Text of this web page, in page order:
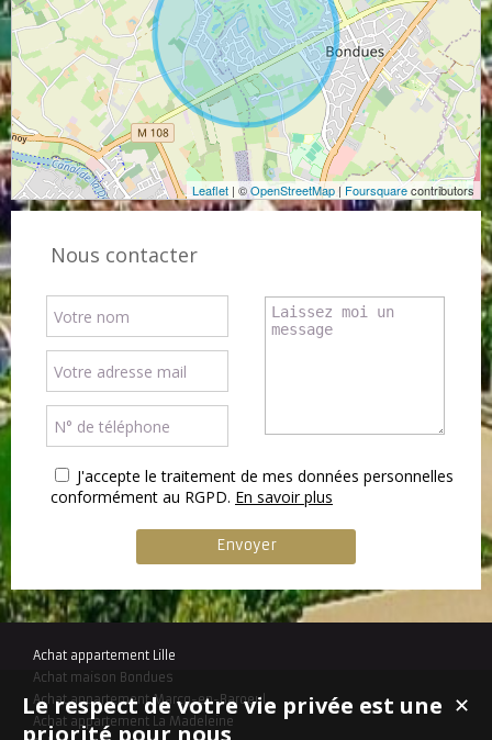
Leaflet | ©OpenStreetMap | Foursquarecontributors
Nous contacter
J'accepte le traitement de mes données personnelles
conformément au RGPD. En savoir plus
Achat appartement Lille
Achat maison Bondues
Achat appartement Marcq-en-Baroeul
Achat appartement La Madeleine
✕
Le respect de votre vie privée est une
priorité pour nous